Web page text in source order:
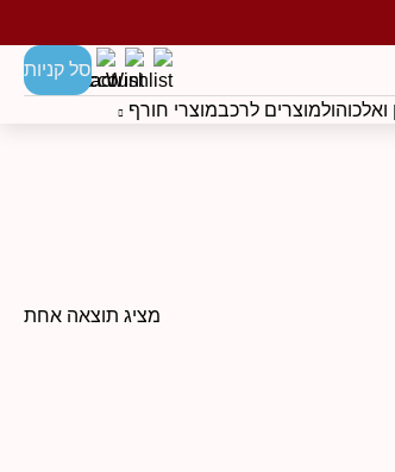
סל קניות
ואלכוהולמוצרים לרכבמוצרי חורף
מציג תוצאה אחת